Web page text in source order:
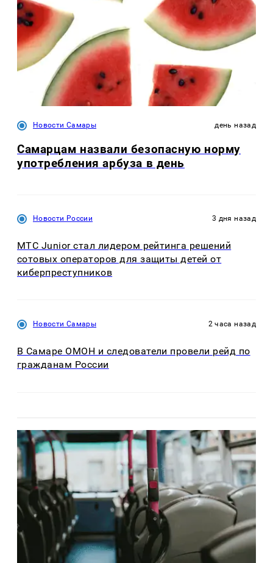
Новости Самары день назад
Самарцам назвали безопасную норму
употребления арбуза в день
Новости России 3 дня назад
МТС Junior стал лидером рейтинга решений
сотовых операторов для защиты детей от
киберпреступников
Новости Самары 2 часа назад
В Самаре ОМОН и следователи провели рейд по
гражданам России